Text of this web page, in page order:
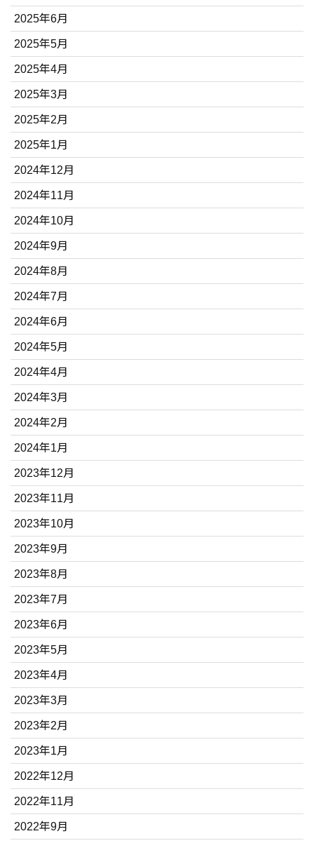
2025年6月
2025年5月
2025年4月
2025年3月
2025年2月
2025年1月
2024年12月
2024年11月
2024年10月
2024年9月
2024年8月
2024年7月
2024年6月
2024年5月
2024年4月
2024年3月
2024年2月
2024年1月
2023年12月
2023年11月
2023年10月
2023年9月
2023年8月
2023年7月
2023年6月
2023年5月
2023年4月
2023年3月
2023年2月
2023年1月
2022年12月
2022年11月
2022年9月